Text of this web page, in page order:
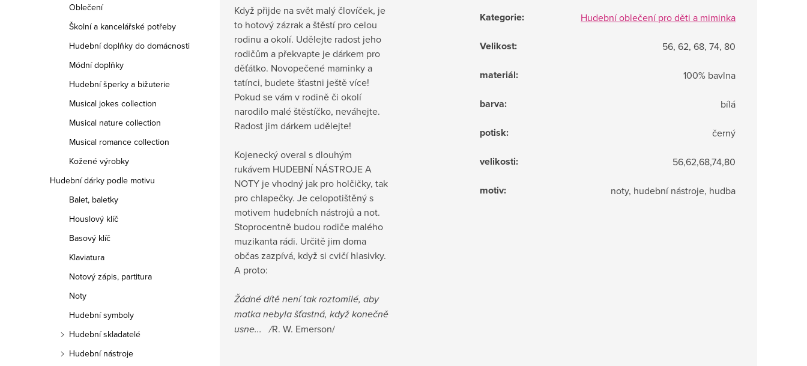
Oblečení
Školní a kancelářské potřeby
Hudební doplňky do domácnosti
Módní doplňky
Hudební šperky a bižuterie
Musical jokes collection
Musical nature collection
Musical romance collection
Kožené výrobky
Hudební dárky podle motivu
Balet, baletky
Houslový klíč
Basový klíč
Klaviatura
Notový zápis, partitura
Noty
Hudební symboly
Hudební skladatelé
Hudební nástroje
Když přijde na svět malý človíček, je
to hotový zázrak a štěstí pro celou
rodinu a okolí. Udělejte radost jeho
rodičům a překvapte je dárkem pro
děťátko. Novopečené maminky a
tatínci, budete šťastni ještě více!
Pokud se vám v rodině či okolí
narodilo malé štěstíčko, neváhejte.
Radost jim dárkem udělejte!
Kojenecký overal s dlouhým
rukávem HUDEBNÍ NÁSTROJE A
NOTY je vhodný jak pro holčičky, tak
pro chlapečky. Je celopotištěný s
motivem hudebních nástrojů a not.
Stoprocentně budou rodiče malého
muzikanta rádi. Určitě jim doma
občas zazpívá, když si cvičí hlasivky.
A proto:
Žádné dítě není tak roztomilé, aby
matka nebyla šťastná, když konečně
usne... /R. W. Emerson/
Kategorie: Hudební oblečení pro děti a miminka
Velikost: 56, 62, 68, 74, 80
materiál: 100% bavlna
barva: bílá
potisk: černý
velikosti: 56,62,68,74,80
motiv: noty, hudební nástroje, hudba